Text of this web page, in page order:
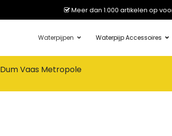
Meer dan 1.000 artikelen op
Waterpijpen Waterpijp Accessoires
Dum Vaas Metropole